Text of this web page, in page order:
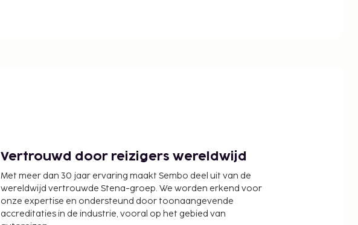
Vertrouwd door reizigers wereldwijd
Met meer dan 30 jaar ervaring maakt Sembo deel uit van de
wereldwijd vertrouwde Stena-groep. We worden erkend voor
onze expertise en ondersteund door toonaangevende
accreditaties in de industrie, vooral op het gebied van